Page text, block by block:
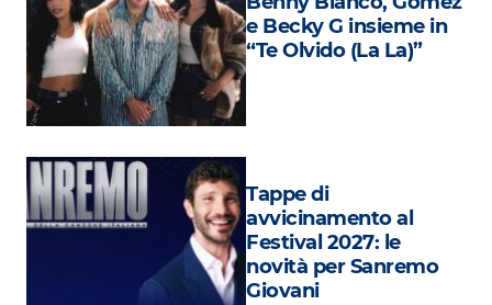
e Becky G insieme in
“Te Olvido (La La)”
Tappe di
avvicinamento al
Festival 2027: le
novità per Sanremo
Giovani